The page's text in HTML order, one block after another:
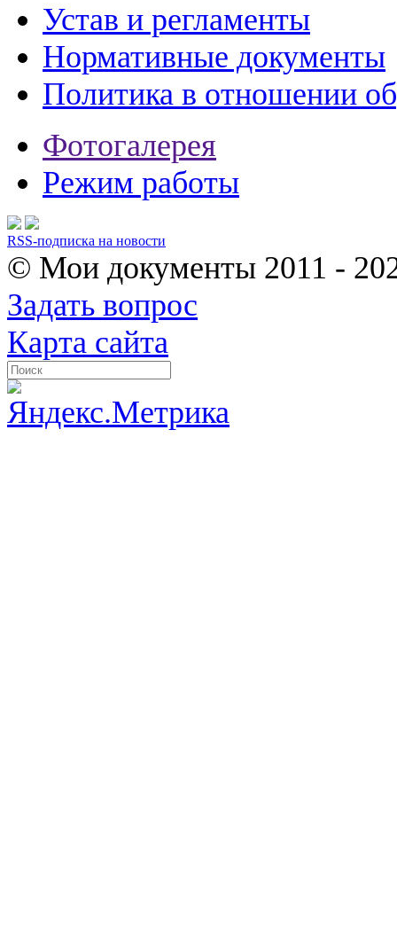
Устав и регламенты
Нормативные документы
Политика в отношении
Фотогалерея
Режим работы
RSS-подписка на новости
© Мои документы 2011 -
Задать вопрос
Карта сайта